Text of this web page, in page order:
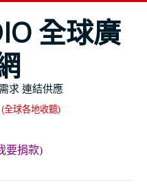
全球廣
求 連結供應
(全球各地收聽)
要捐款)